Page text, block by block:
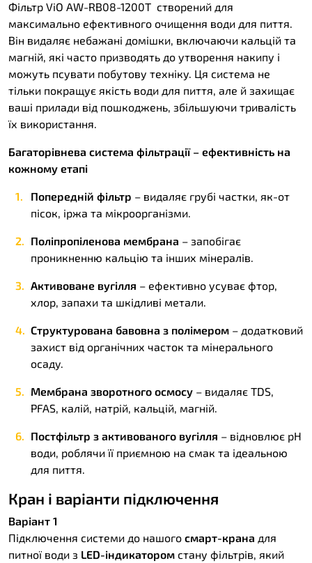
Фільтр ViO AW-RB08-1200T створений для
максимально ефективного очищення води для пиття.
Він видаляє небажані домішки, включаючи кальцій та
магній, які часто призводять до утворення накипу і
можуть псувати побутову техніку. Ця система не
тільки покращує якість води для пиття, але й захищає
ваші прилади від пошкоджень, збільшуючи тривалість
їх використання.
Багаторівнева система фільтрації – ефективність на
кожному етапі
Попередній фільтр – видаляє грубі частки, як-от
пісок, іржа та мікроорганізми.
Поліпропіленова мембрана – запобігає
проникненню кальцію та інших мінералів.
Активоване вугілля – ефективно усуває фтор,
хлор, запахи та шкідливі метали.
Структурована бавовна з полімером – додатковий
захист від органічних часток та мінерального
осаду.
Мембрана зворотного осмосу – видаляє TDS,
PFAS, калій, натрій, кальцій, магній.
Постфільтр з активованого вугілля – відновлює pH
води, роблячи її приємною на смак та ідеальною
для пиття.
Кран і варіанти підключення
Варіант 1
Підключення системи до нашого смарт-крана для
питної води з LED-індикатором стану фільтрів, який